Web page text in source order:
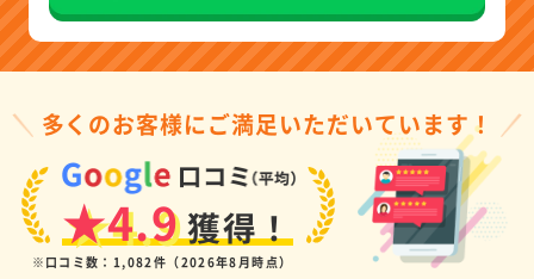
多くのお客様にご満足いただいています！
★4.9獲得！
※口コミ数：1,082件（2026年8月時点）